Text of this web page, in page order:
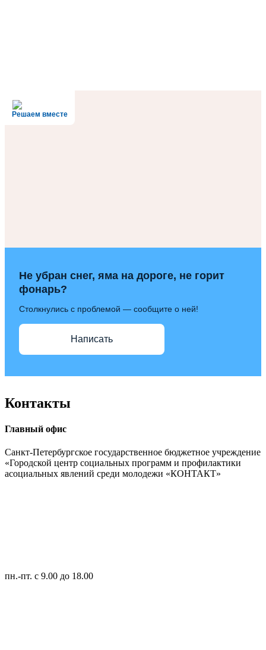
Решаем вместе
Не убран снег, яма на дороге, не горит
фонарь?
Столкнулись с проблемой — сообщите о ней!
Написать
Контакты
Главный офис
Санкт-Петербургское государственное бюджетное учреждение
«Городской центр социальных программ и профилактики
асоциальных явлений среди молодежи «КОНТАКТ»
пн.-пт. с 9.00 до 18.00